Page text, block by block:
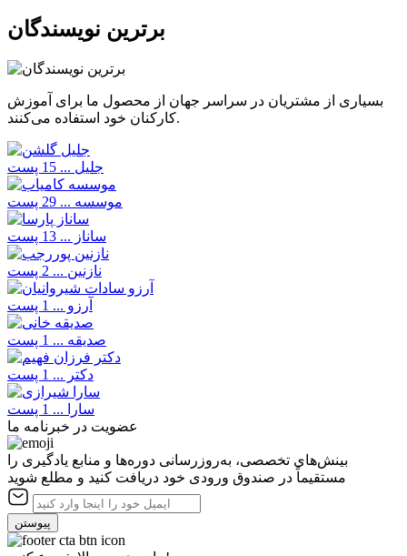
برترین نویسندگان
بسیاری از مشتریان در سراسر جهان از محصول ما برای آموزش
کارکنان خود استفاده می‌کنند.
جلیل ... 15 پست
موسسه ... 29 پست
ساناز ... 13 پست
نازنین ... 2 پست
آرزو ... 1 پست
صدیقه ... 1 پست
دکتر ... 1 پست
سارا ... 1 پست
عضویت در خبرنامه ما
بینش‌های تخصصی، به‌روزرسانی دوره‌ها و منابع یادگیری را
مستقیماً در صندوق ورودی خود دریافت کنید و مطلع شوید
پیوستن